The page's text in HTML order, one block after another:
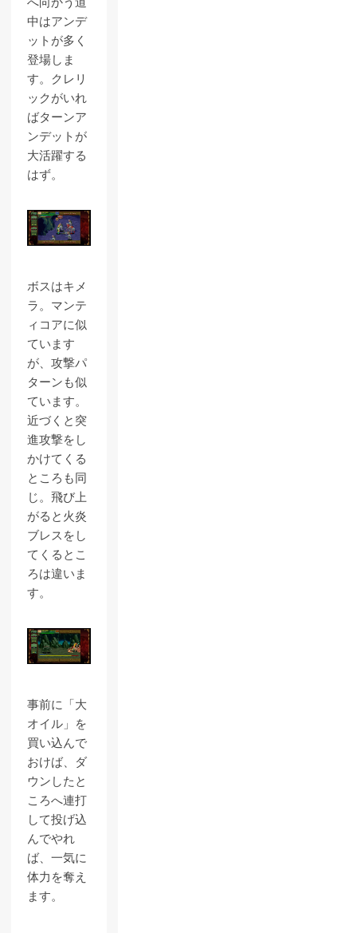
中はアンデ
ットが多く
登場しま
す。クレリ
ックがいれ
ばターンア
ンデットが
大活躍する
はず。
ボスはキメ
ラ。マンテ
ィコアに似
ています
が、攻撃パ
ターンも似
ています。
近づくと突
進攻撃をし
かけてくる
ところも同
じ。飛び上
がると火炎
ブレスをし
てくるとこ
ろは違いま
す。
事前に「大
オイル」を
買い込んで
おけば、ダ
ウンしたと
ころへ連打
して投げ込
んでやれ
ば、一気に
体力を奪え
ます。